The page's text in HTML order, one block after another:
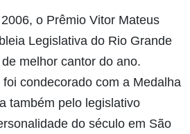
o Prêmio Vitor Mateus
Legislativa do Rio Grande
melhor cantor do ano.
condecorado com a Medalha
também pelo legislativo
do século em São